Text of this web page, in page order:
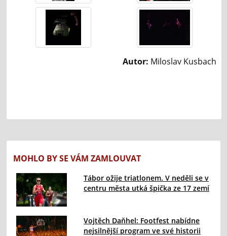
Autor: Miloslav Kusbach
MOHLO BY SE VÁM ZAMLOUVAT
Tábor ožije triatlonem. V neděli se v
centru města utká špička ze 17 zemí
Vojtěch Daňhel: Footfest nabídne
nejsilnější program ve své historii